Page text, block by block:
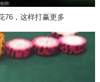
76，这样打赢更多